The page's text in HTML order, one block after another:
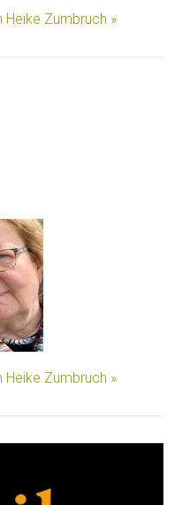
Heike Zumbruch »
Heike Zumbruch »